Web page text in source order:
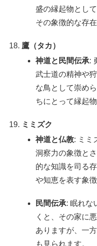
盛の縁起物とし
その象徴的な存在
鷹（タカ）
神道と民間伝承:
武士道の精神や
な鳥として崇め
ちにとって縁起
ミミズク
神道と仏教: ミミ
洞察力の象徴と
的な知識を司る
や知恵を表す象
民間伝承: 眠れな
くと、その家に
ありますが、一
も見られます。